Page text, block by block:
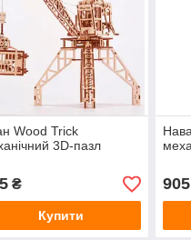
Wood Trick
3D-пазл
₴
Купити
905